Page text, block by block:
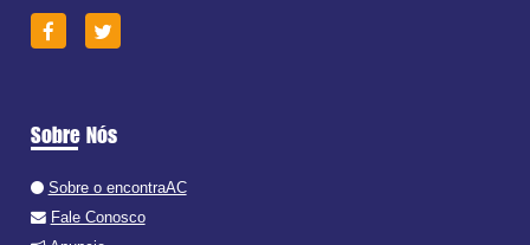
Sobre Nós
Sobre o encontraAC
Fale Conosco